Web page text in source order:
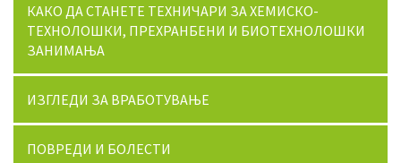
КАКО ДА СТАНЕТЕ ТЕХНИЧАРИ ЗА ХЕМИСКО-
ТЕХНОЛОШКИ, ПРЕХРАНБЕНИ И БИОТЕХНОЛОШКИ
ЗАНИМАЊА
ИЗГЛЕДИ ЗА ВРАБОТУВАЊЕ
ПОВРЕДИ И БОЛЕСТИ